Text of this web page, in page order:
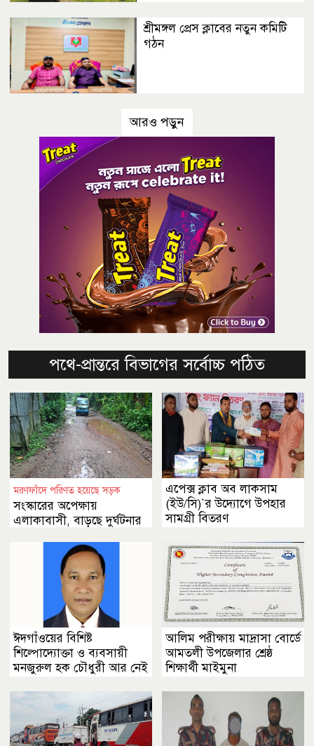
শ্রীমঙ্গল প্রেস ক্লাবের নতুন কমিটি
গঠন
আরও পড়ুন
পথে-প্রান্তরে বিভাগের সর্বোচ্চ পঠিত
মরণফাঁদে পরিণত হয়েছে সড়ক
সংস্কারের অপেক্ষায়
এলাকাবাসী, বাড়ছে দুর্ঘটনার
এপেক্স ক্লাব অব লাকসাম
(ইউ/সি)‍‍`র উদ্যোগে উপহার
সামগ্রী বিতরণ
ঈদগাঁওয়ের বিশিষ্ট
শিল্পোদ্যোক্তা ও ব্যবসায়ী
মনজুরুল হক চৌধুরী আর নেই
আলিম পরীক্ষায় মাদ্রাসা বোর্ডে
আমতলী উপজেলার শ্রেষ্ঠ
শিক্ষার্থী মাইমুনা